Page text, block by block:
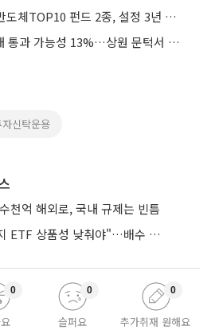
한투운용 글로벌AI&반도체TOP10 펀드 2종, 설정 3년 만에 1조원 넘어
美 클래리티 법안 연내 통과 가능성 13%…상원 문턱서 제동
신탁운용
천억 해외로, 국내 규제는 빈틈
與 "단일종목 레버리지 ETF 상품성 낮춰야"…배수 조정안도 거론
0
슬퍼요
0
추가취재 원해요
0